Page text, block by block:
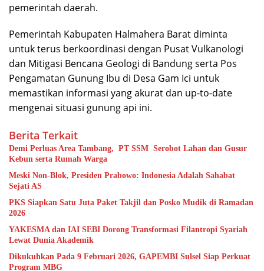
pemerintah daerah.
Pemerintah Kabupaten Halmahera Barat diminta
untuk terus berkoordinasi dengan Pusat Vulkanologi
dan Mitigasi Bencana Geologi di Bandung serta Pos
Pengamatan Gunung Ibu di Desa Gam Ici untuk
memastikan informasi yang akurat dan up-to-date
mengenai situasi gunung api ini.
Berita Terkait
Demi Perluas Area Tambang, PT SSM Serobot Lahan dan Gusur
Kebun serta Rumah Warga
Meski Non-Blok, Presiden Prabowo: Indonesia Adalah Sahabat
Sejati AS
PKS Siapkan Satu Juta Paket Takjil dan Posko Mudik di Ramadan
2026
YAKESMA dan IAI SEBI Dorong Transformasi Filantropi Syariah
Lewat Dunia Akademik
Dikukuhkan Pada 9 Februari 2026, GAPEMBI Sulsel Siap Perkuat
Program MBG